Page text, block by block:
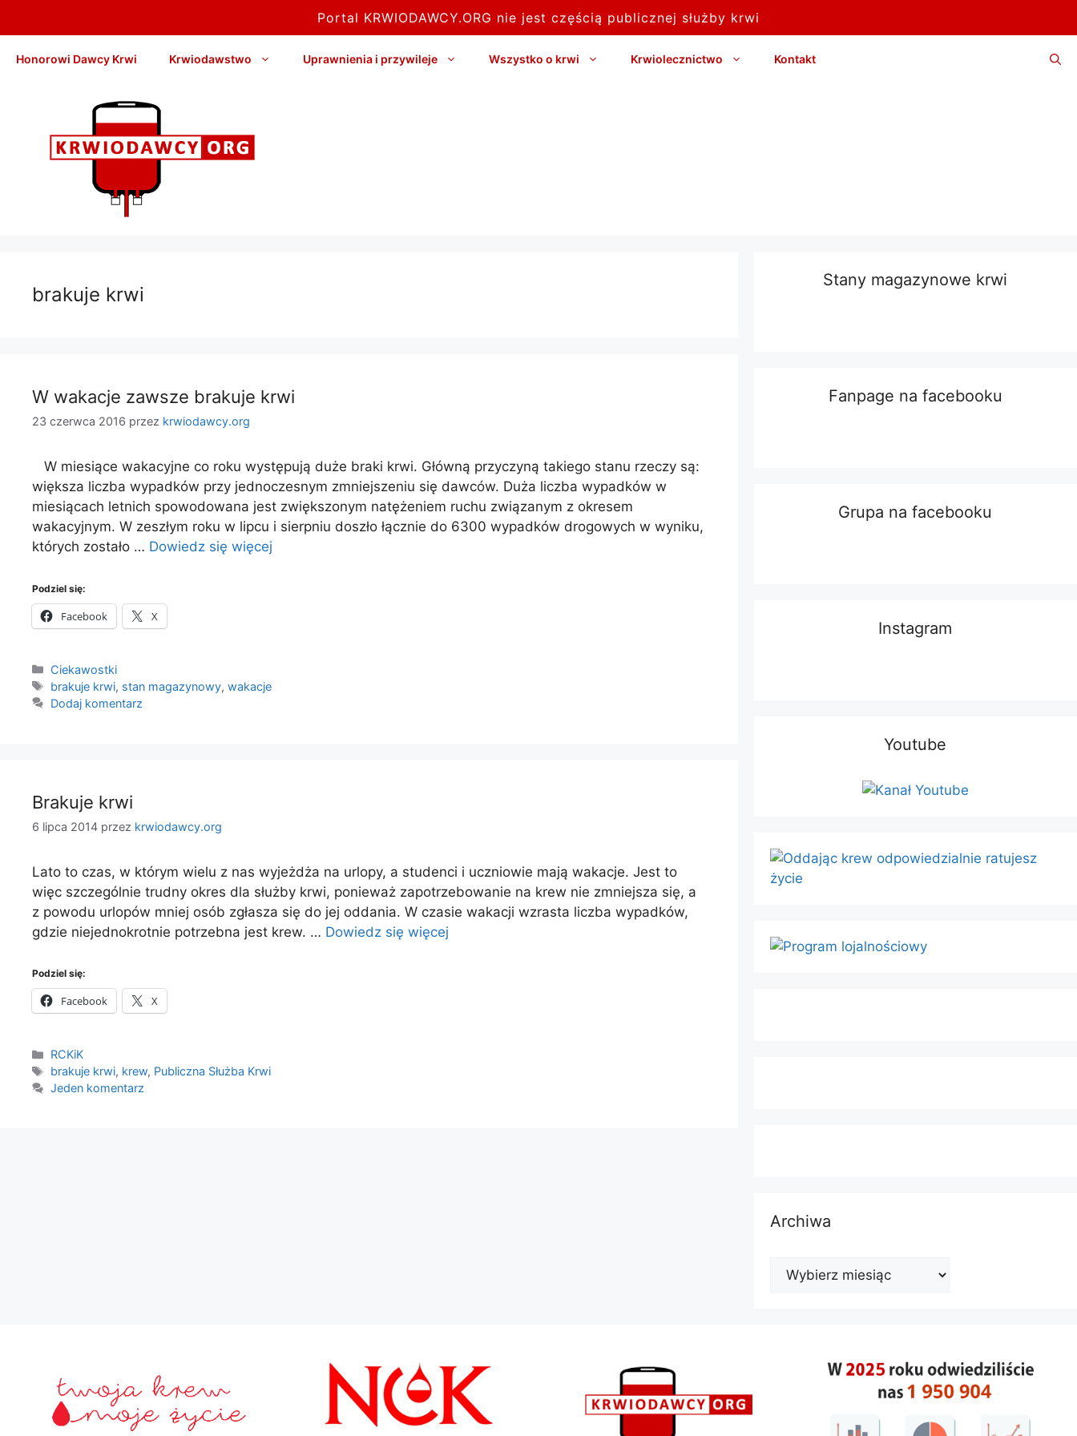
Portal KRWIODAWCY.ORG nie jest częścią publicznej służby krwi
Honorowi Dawcy Krwi Krwiodawstwo Uprawnienia i przywileje Wszystko o krwi Krwiolecznictwo Kontakt
brakuje krwi
W wakacje zawsze brakuje krwi
23 czerwca 2016 przez krwiodawcy.org
W miesiące wakacyjne co roku występują duże braki krwi. Główną przyczyną takiego stanu rzeczy są:
większa liczba wypadków przy jednoczesnym zmniejszeniu się dawców. Duża liczba wypadków w
miesiącach letnich spowodowana jest zwiększonym natężeniem ruchu związanym z okresem
wakacyjnym. W zeszłym roku w lipcu i sierpniu doszło łącznie do 6300 wypadków drogowych w wyniku,
których zostało … Dowiedz się więcej
Podziel się:
Facebook X
Kategorie
Ciekawostki
Tagi
brakuje krwi, stan magazynowy,wakacje
Dodaj komentarz
Brakuje krwi
6 lipca 2014 przez krwiodawcy.org
Lato to czas, w którym wielu z nas wyjeżdża na urlopy, a studenci i uczniowie mają wakacje. Jest to
więc szczególnie trudny okres dla służby krwi, ponieważ zapotrzebowanie na krew nie zmniejsza się, a
z powodu urlopów mniej osób zgłasza się do jej oddania. W czasie wakacji wzrasta liczba wypadków,
gdzie niejednokrotnie potrzebna jest krew. … Dowiedz się więcej
Podziel się:
Facebook X
Kategorie
RCKiK
Tagi
brakuje krwi, krew, Publiczna Służba Krwi
Jeden komentarz
Stany magazynowe krwi
Fanpage na facebooku
Grupa na facebooku
Instagram
Youtube
Archiwa
Archiwa